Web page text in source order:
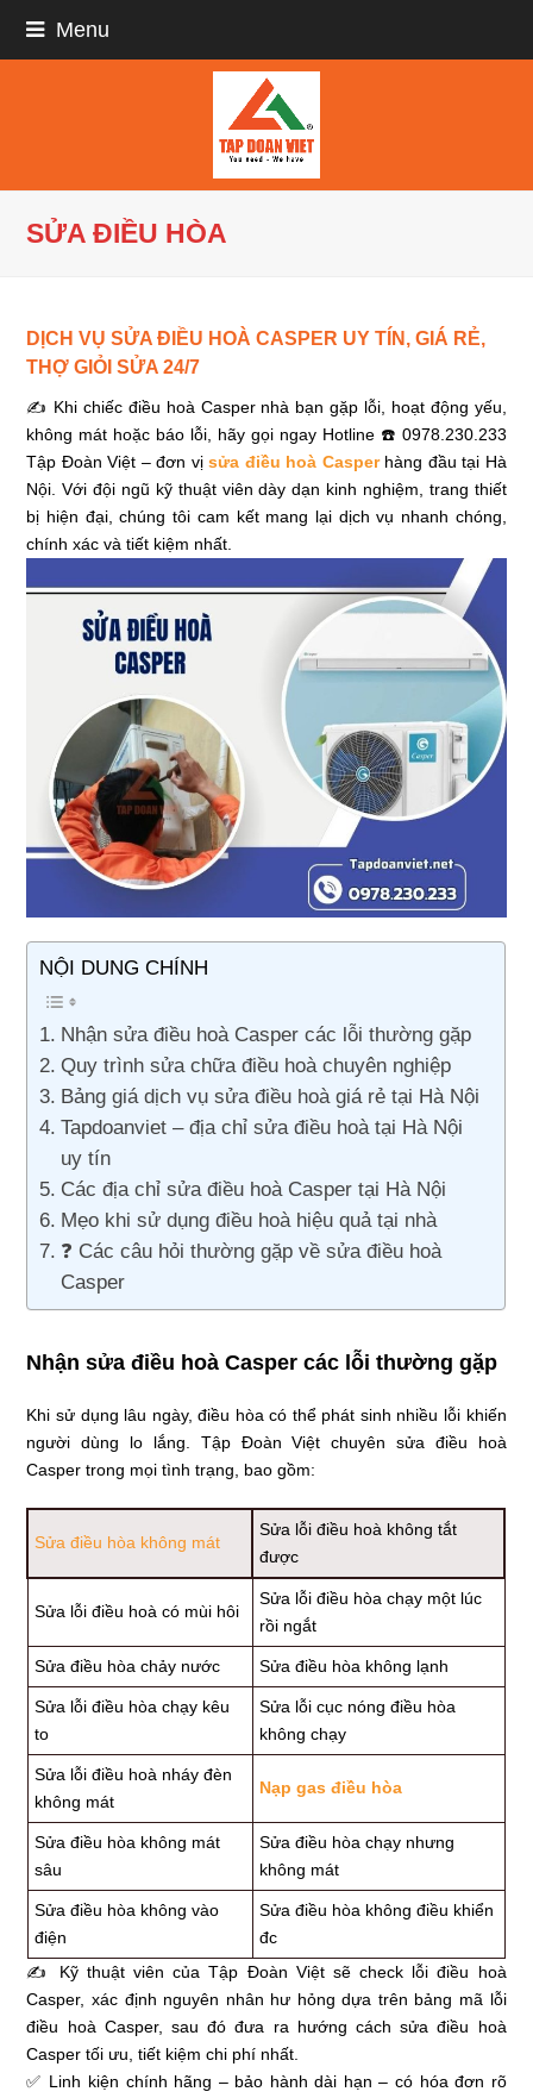
Menu
SỬA ĐIỀU HÒA
DỊCH VỤ SỬA ĐIỀU HOÀ CASPER UY TÍN, GIÁ RẺ,
THỢ GIỎI SỬA 24/7
✍ Khi chiếc điều hoà Casper nhà bạn gặp lỗi, hoạt động yếu,
không mát hoặc báo lỗi, hãy gọi ngay Hotline ☎️ 0978.230.233
Tập Đoàn Việt – đơn vịsửa điều hoà Casperhàng đầu tại Hà
Nội. Với đội ngũ kỹ thuật viên dày dạn kinh nghiệm, trang thiết
bị hiện đại, chúng tôi cam kết mang lại dịch vụ nhanh chóng,
chính xác và tiết kiệm nhất.
NỘI DUNG CHÍNH
Nhận sửa điều hoà Casper các lỗi thường gặp
Quy trình sửa chữa điều hoà chuyên nghiệp
Bảng giá dịch vụ sửa điều hoà giá rẻ tại Hà Nội
Tapdoanviet – địa chỉ sửa điều hoà tại Hà Nội
uy tín
Các địa chỉ sửa điều hoà Casper tại Hà Nội
Mẹo khi sử dụng điều hoà hiệu quả tại nhà
❓ Các câu hỏi thường gặp về sửa điều hoà
Casper
Nhận sửa điều hoà Casper các lỗi thường gặp
Khi sử dụng lâu ngày, điều hòa có thể phát sinh nhiều lỗi khiến
người dùng lo lắng. Tập Đoàn Việt chuyên sửa điều hoà
Casper trong mọi tình trạng, bao gồm:
Sửa điều hòa không mát
Sửa lỗi điều hoà không tắt
được
Sửa lỗi điều hoà có mùi hôi
Sửa lỗi điều hòa chạy một lúc
rồi ngắt
Sửa điều hòa chảy nước Sửa điều hòa không lạnh
Sửa lỗi điều hòa chạy kêu
to
Sửa lỗi cục nóng điều hòa
không chạy
Sửa lỗi điều hoà nháy đèn
không mát
Nạp gas điều hòa
Sửa điều hòa không mát
sâu
Sửa điều hòa chạy nhưng
không mát
Sửa điều hòa không vào
điện
Sửa điều hòa không điều khiển
đc
✍ Kỹ thuật viên của Tập Đoàn Việt sẽ check lỗi điều hoà
Casper, xác định nguyên nhân hư hỏng dựa trên bảng mã lỗi
điều hoà Casper, sau đó đưa ra hướng cách sửa điều hoà
Casper tối ưu, tiết kiệm chi phí nhất.
✅ Linh kiện chính hãng – bảo hành dài hạn – có hóa đơn rõ